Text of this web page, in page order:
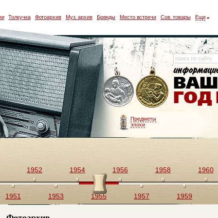
Толкучка Фотоархив Муз. архив Бренды Место встречи Сов. товары Еще
Предметы
эпохи
1951
1952
1953
1954
1955
1956
1957
1958
1959
1960